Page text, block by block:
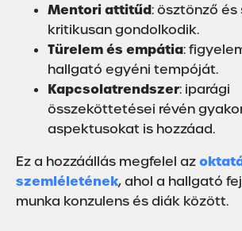
Mentori attitűd: ösztönző
kritikusan gondolkodik.
Türelem és empátia:
hallgató egyéni tempóját.
Kapcsolatrendszer: iparági
összeköttetései révén
aspektusokat is hozzáad.
Ez a hozzáállás megfelel az
szemléletének, ahol a hallgató
munka konzulens és diák között.